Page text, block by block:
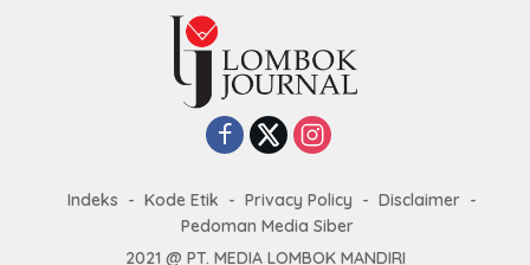
Indeks Kode Etik Privacy Policy
Disclaimer
Pedoman Media Siber
2021 @ PT. MEDIA LOMBOK MANDIRI